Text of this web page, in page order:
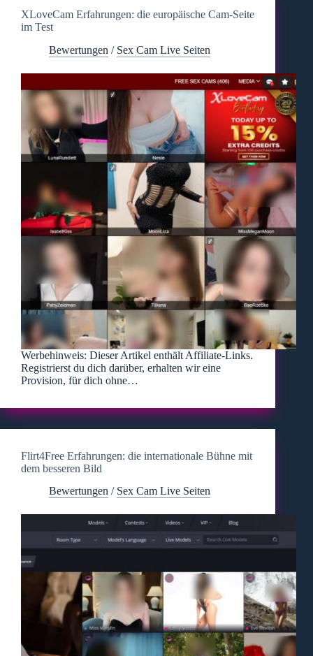
XLoveCam Erfahrungen: die europäische Cam-Seite
im Test
Bewertungen / Sex Cam Live Seiten
Werbehinweis: Dieser Artikel enthält Affiliate-Links.
Registrierst du dich darüber, erhalten wir eine
Provision, für dich ohne…
Flirt4Free Erfahrungen: die internationale Bühne mit
dem besseren Bild
Bewertungen / Sex Cam Live Seiten